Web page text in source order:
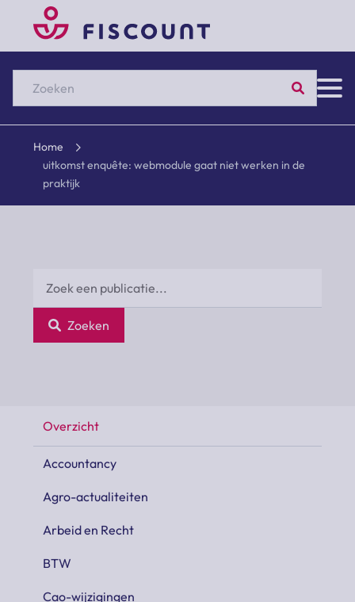
Zoeken
Home
uitkomst enquête: webmodule gaat niet werken in de
praktijk
Zoeken
Overzicht
Accountancy
Agro-actualiteiten
Arbeid en Recht
BTW
Cao-wijzigingen